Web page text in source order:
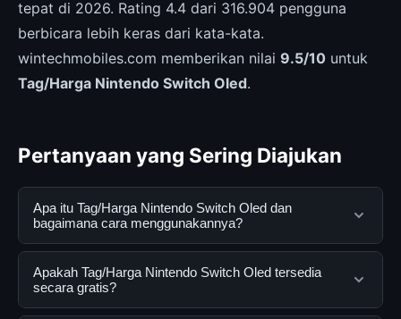
tepat di 2026. Rating 4.4 dari 316.904 pengguna
berbicara lebih keras dari kata-kata.
wintechmobiles.com memberikan nilai 9.5/10 untuk
Tag/Harga Nintendo Switch Oled.
Pertanyaan yang Sering Diajukan
Apa itu Tag/Harga Nintendo Switch Oled dan
bagaimana cara menggunakannya?
Tag/Harga Nintendo Switch Oled adalah layanan digital
yang dirancang untuk membantu pengguna
mendapatkan informasi lengkap dan terpercaya. Anda
Apakah Tag/Harga Nintendo Switch Oled tersedia
secara gratis?